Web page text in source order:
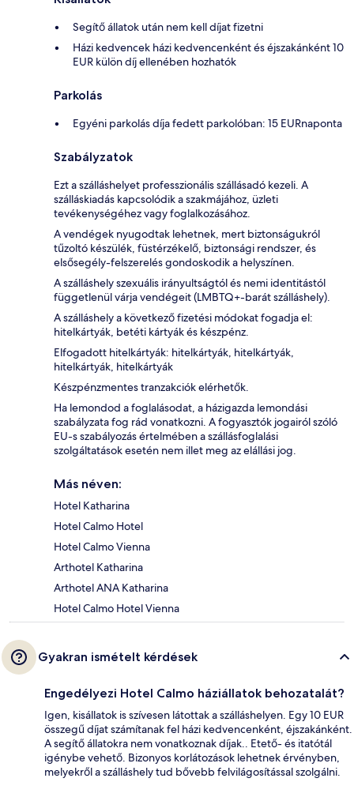
Segítő állatok után nem kell díjat fizetni
Házi kedvencek házi kedvencenként és éjszakánként 10
EUR külön díj ellenében hozhatók
Parkolás
Egyéni parkolás díja fedett parkolóban: 15 EURnaponta
Szabályzatok
Ezt a szálláshelyet professzionális szállásadó kezeli. A
szálláskiadás kapcsolódik a szakmájához, üzleti
tevékenységéhez vagy foglalkozásához.
A vendégek nyugodtak lehetnek, mert biztonságukról
tűzoltó készülék, füstérzékelő, biztonsági rendszer, és
elsősegély-felszerelés gondoskodik a helyszínen.
A szálláshely szexuális irányultságtól és nemi identitástól
függetlenül várja vendégeit (LMBTQ+-barát szálláshely).
A szálláshely a következő fizetési módokat fogadja el:
hitelkártyák, betéti kártyák és készpénz.
Elfogadott hitelkártyák: hitelkártyák, hitelkártyák,
hitelkártyák, hitelkártyák
Készpénzmentes tranzakciók elérhetők.
Ha lemondod a foglalásodat, a házigazda lemondási
szabályzata fog rád vonatkozni. A fogyasztók jogairól szóló
EU-s szabályozás értelmében a szállásfoglalási
szolgáltatások esetén nem illet meg az elállási jog.
Más néven:
Hotel Katharina
Hotel Calmo Hotel
Hotel Calmo Vienna
Arthotel Katharina
Arthotel ANA Katharina
Hotel Calmo Hotel Vienna
Gyakran ismételt kérdések
Engedélyezi Hotel Calmo háziállatok behozatalát?
Igen, kisállatok is szívesen látottak a szálláshelyen. Egy 10 EUR
összegű díjat számítanak fel házi kedvencenként, éjszakánként.
A segítő állatokra nem vonatkoznak díjak.. Etető- és itatótál
igénybe vehető. Bizonyos korlátozások lehetnek érvényben,
melyekről a szálláshely tud bővebb felvilágosítással szolgálni.